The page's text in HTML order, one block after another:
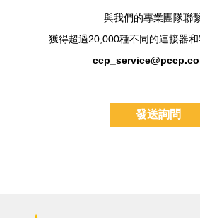
與我們的專業團隊聯
獲得超過20,000種不同的連接器
發送詢問